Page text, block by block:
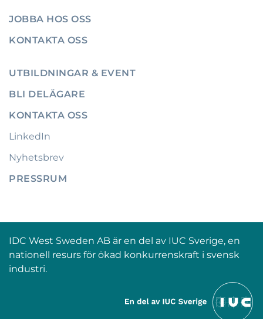
JOBBA HOS OSS
KONTAKTA OSS
UTBILDNINGAR & EVENT
BLI DELÄGARE
KONTAKTA OSS
LinkedIn
Nyhetsbrev
PRESSRUM
IDC West Sweden AB är en del av IUC Sverige, en
nationell resurs för ökad konkurrenskraft i svensk
industri.